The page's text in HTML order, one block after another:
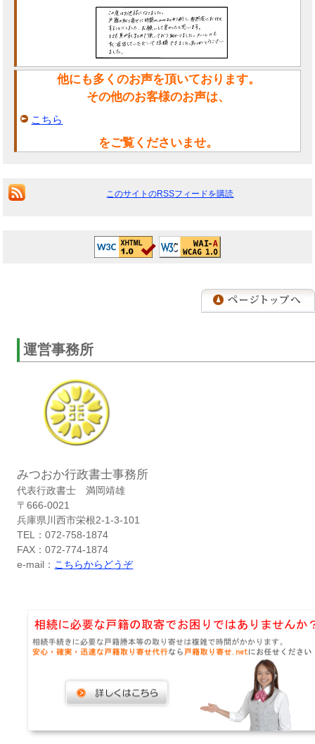
他にも多くのお声を頂いております。
その他のお客様のお声は、
こちら
をご覧くださいませ。
このサイトのRSSフィードを購読
運営事務所
みつおか行政書士事務所
代表行政書士 満岡靖雄
〒666-0021
兵庫県川西市栄根2-1-3-101
TEL：072-758-1874
FAX：072-774-1874
e-mail： こちらからどうぞ